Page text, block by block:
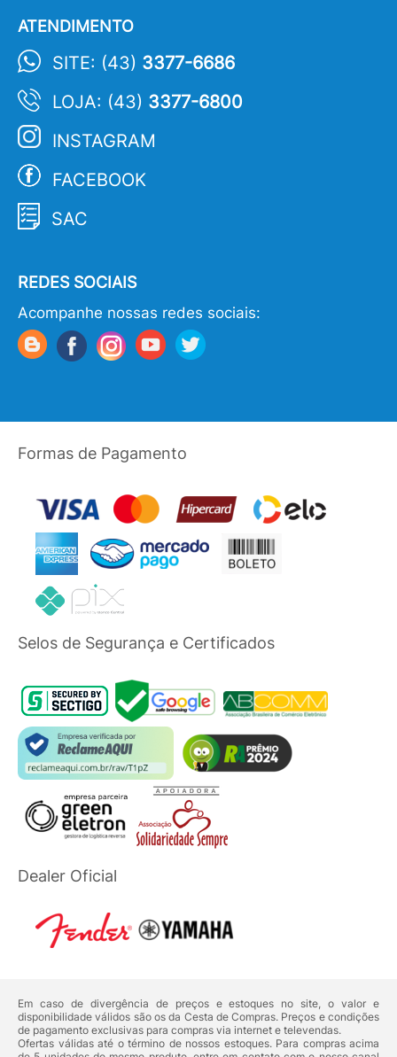
ATENDIMENTO
SITE: (43) 3377-6686
LOJA: (43) 3377-6800
INSTAGRAM
FACEBOOK
SAC
REDES SOCIAIS
Acompanhe nossas redes sociais:
Formas de Pagamento
Selos de Segurança e Certificados
Dealer Oficial
Em caso de divergência de preços e estoques no site, o valor e
disponibilidade válidos são os da Cesta de Compras. Preços e condições
de pagamento exclusivas para compras via internet e televendas.
Ofertas válidas até o término de nossos estoques. Para compras acima